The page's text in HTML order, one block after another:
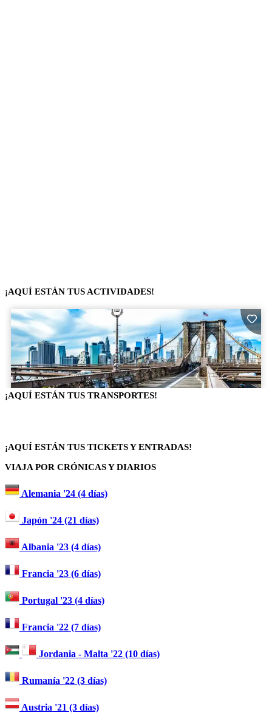
¡AQUÍ ESTÁN TUS ACTIVIDADES!
¡AQUÍ ESTÁN TUS TRANSPORTES!
¡AQUÍ ESTÁN TUS TICKETS Y ENTRADAS!
VIAJA POR CRÓNICAS Y DIARIOS
Alemania '24 (4 días)
Japón '24 (21 días)
Albania '23 (4 días)
Francia '23 (6 días)
Portugal '23 (4 días)
Francia '22 (7 días)
Jordania - Malta '22 (10 días)
Rumanía '22 (3 días)
Austria '21 (3 días)